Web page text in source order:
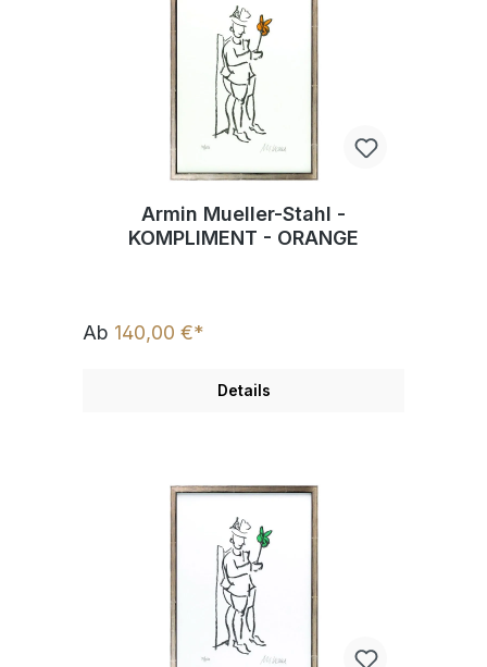
Armin Mueller-Stahl -
KOMPLIMENT - ORANGE
Ab 140,00 €*
Details